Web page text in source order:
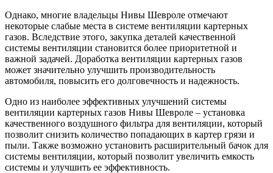
Однако, многие владельцы Нивы Шевроле отмечают
некоторые слабые места в системе вентиляции картерных
газов. Вследствие этого, закупка деталей качественной
системы вентиляции становится более приоритетной и
важной задачей. Доработка вентиляции картерных газов
может значительно улучшить производительность
автомобиля, повысить его долговечность и надежность.
Одно из наиболее эффективных улучшений системы
вентиляции картерных газов Нивы Шевроле – установка
качественного воздушного фильтра для вентиляции, который
позволит снизить количество попадающих в картер грязи и
пыли. Также возможно установить расширительный бачок для
системы вентиляции, который позволит увеличить емкость
системы и улучшить ее эффективность.